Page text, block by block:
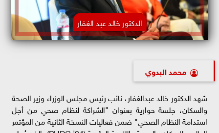
الدكتور خالد عبد الغفار
محمد البدوي
شهد الدكتور خالد عبدالغفار، نائب رئيس مجلس الوزراء وزير الصحة
والسكان، جلسة حوارية بعنوان "الشراكة لنظام صحي من أجل
استدامة النظام الصحي" ضمن فعاليات النسخة الثانية من المؤتمر